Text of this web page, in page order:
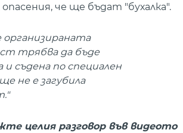
че ще бъдат "бухалка".
организираната
трябва да бъде
и съдена по специален
не е загубила
целия разговор във видеото